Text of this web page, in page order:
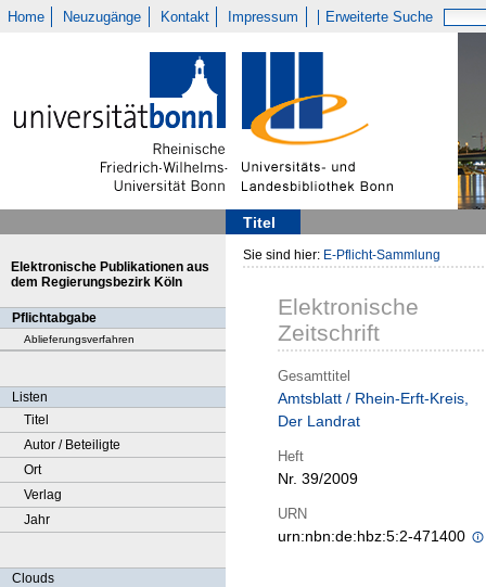
Home Neuzugänge Kontakt Impressum Erweiterte Suche
Titel
Elektronische Publikationen aus
dem Regierungsbezirk Köln
Pflichtabgabe
Ablieferungsverfahren
Listen
Titel
Autor / Beteiligte
Ort
Verlag
Jahr
Clouds
Sie sind hier: E-Pflicht-Sammlung
Elektronische
Zeitschrift
Gesamttitel
Amtsblatt / Rhein-Erft-Kreis,
Der Landrat
Heft
Nr. 39/2009
URN
urn:nbn:de:hbz:5:2-471400